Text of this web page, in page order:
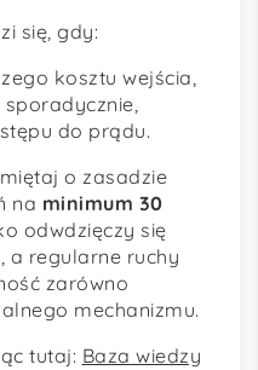
się, gdy:
kosztu wejścia,
do prądu.
o zasadzie
na minimum 30
odwdzięczy się
a regularne ruchy
zarówno
mechanizmu.
tutaj: Baza wiedzy